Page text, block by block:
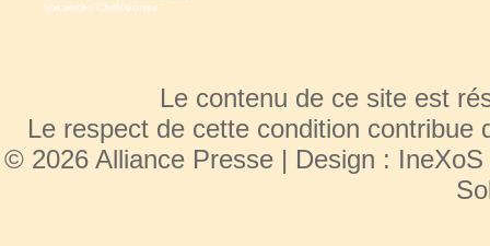
Vacances Chrétiennes
Le contenu de ce site est
Le respect de cette condition
© 2026 Alliance Presse | Design : IneXoS